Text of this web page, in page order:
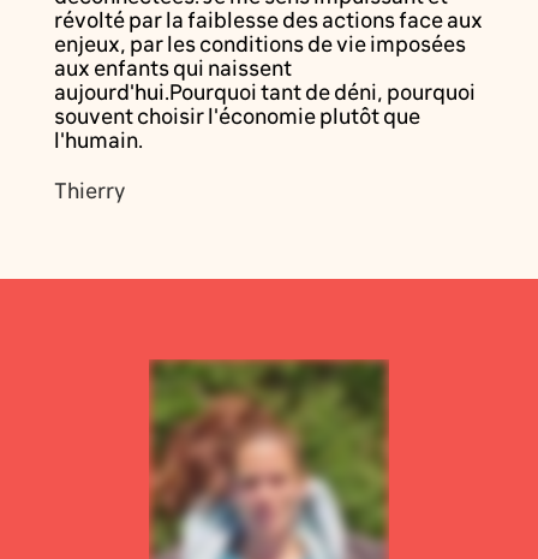
révolté par la faiblesse des actions face aux
enjeux, par les conditions de vie imposées
aux enfants qui naissent
aujourd'hui.Pourquoi tant de déni, pourquoi
souvent choisir l'économie plutôt que
l'humain.
Thierry